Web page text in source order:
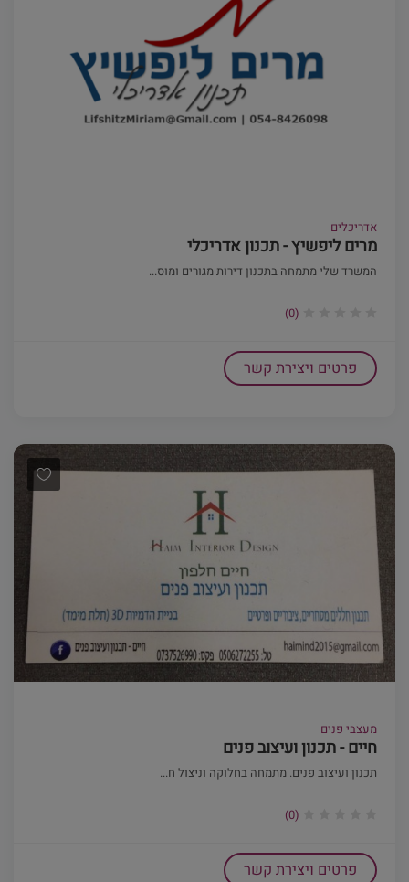
אדריכלים
מרים ליפשיץ - תכנון אדריכלי
המשרד שלי מתמחה בתכנון דירות מגורים ומוס...
(0)
פרטים ויצירת קשר
מעצבי פנים
חיים - תכנון ועיצוב פנים
תכנון ועיצוב פנים. מתמחה בחלוקה וניצול ח...
(0)
פרטים ויצירת קשר